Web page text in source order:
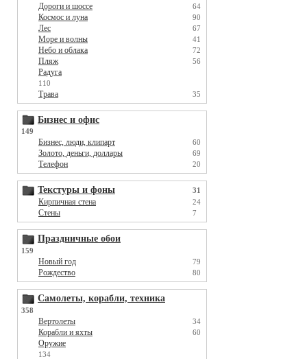
Дороги и шоссе 64
Космос и луна 90
Лес 67
Море и волны 41
Небо и облака 72
Пляж 56
Радуга
110
Трава 35
Бизнес и офис
149
Бизнес, люди, клипарт 60
Золото, деньги, доллары 69
Телефон 20
Текстуры и фоны 31
Кирпичная стена 24
Стены 7
Праздничные обои
159
Новый год 79
Рождество 80
Самолеты, корабли, техника
358
Вертолеты 34
Корабли и яхты 60
Оружие
134